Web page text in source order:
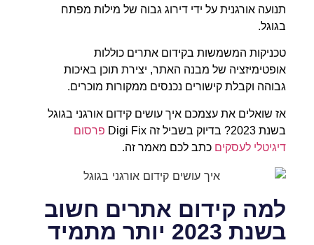
תנועה אורגנית על ידי דירוג גבוה של מילות מפתח
בגוגל.
טכניקות המשמשות בקידום אתרים כוללות
אופטימיזציה של מבנה האתר, יצירת תוכן באיכות
גבוהה וקבלת קישורים נכנסים ממקורות מוכרים.
אז שואלים את עצמכם איך עושים קידום אורגני בגוגל
בשנת 2023? בדיוק בשביל זה Digi Fix
פרסום
דיגיטלי לעסקים כתב לכם מאמר זה.
למה קידום אתרים חשוב
בשנת 2023 יותר מתמיד